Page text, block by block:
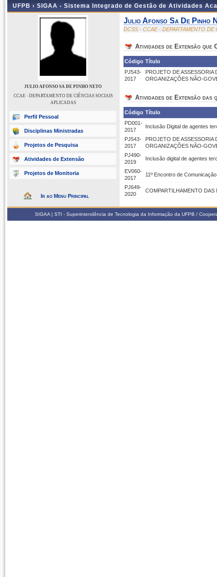
UFPB › SIGAA - Sistema Integrado de Gestão de Atividades
JULIO AFONSO SA DE PINHO NETO
CCAE - DEPARTAMENTO DE CIÊNCIAS SOCIAIS
APLICADAS
Perfil Pessoal
Disciplinas Ministradas
Projetos de Pesquisa
Atividades de Extensão
Projetos de Monitoria
Ir ao Menu Principal
Julio Afonso Sa De Pinho
DCSS - CCAE - DEPARTAMENTO DE
Atividades de Extensão que
Código Título
PJ543-
2017
PROJETO DE ASSESSORIA
ORGANIZAÇÕES NÃO-
Atividades de Extensão das
Código Título
PD001-
2017
Inclusão Digital de agentes
PJ543-
2017
PROJETO DE ASSESSORIA
ORGANIZAÇÕES NÃO-
PJ490-
2019
Inclusão digital de agentes
EV060-
2017
11º Encontro de
PJ649-
2020
COMPARTILHAMENTO
SIGAA | STI - Superintendência de Tecnologia da Informação da UFPB /